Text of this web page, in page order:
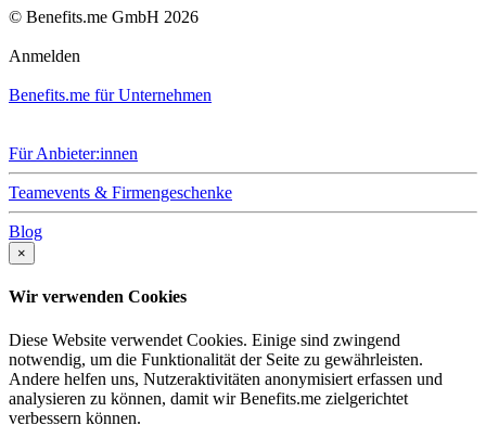
© Benefits.me GmbH 2026
Anmelden
Benefits.me für Unternehmen
Für Anbieter:innen
Teamevents & Firmengeschenke
Blog
×
Wir verwenden Cookies
Diese Website verwendet Cookies. Einige sind zwingend
notwendig, um die Funktionalität der Seite zu gewährleisten.
Andere helfen uns, Nutzeraktivitäten anonymisiert erfassen und
analysieren zu können, damit wir Benefits.me zielgerichtet
verbessern können.